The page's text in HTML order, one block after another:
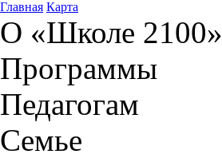
Главная Карта
О «Школе 2100»
Программы
Педагогам
Семье